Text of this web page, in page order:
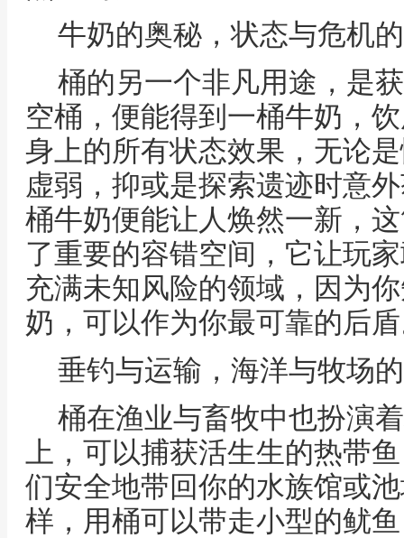
牛奶的奥秘，状态与危机
桶的另一个非凡用途，是
空桶，便能得到一桶牛奶，
身上的所有状态效果，无论
虚弱，抑或是探索遗迹时意
桶牛奶便能让人焕然一新，
了重要的容错空间，它让玩
充满未知风险的领域，因为
奶，可以作为你最可靠的后
垂钓与运输，海洋与牧场
桶在渔业与畜牧中也扮演
上，可以捕获活生生的热带
们安全地带回你的水族馆或
样，用桶可以带走小型的鱿